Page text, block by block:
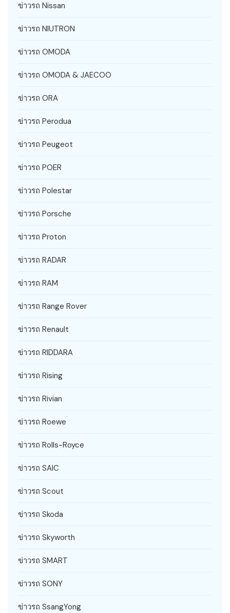
ข่าวรถ Nissan
ข่าวรถ NIUTRON
ข่าวรถ OMODA
ข่าวรถ OMODA & JAECOO
ข่าวรถ ORA
ข่าวรถ Perodua
ข่าวรถ Peugeot
ข่าวรถ POER
ข่าวรถ Polestar
ข่าวรถ Porsche
ข่าวรถ Proton
ข่าวรถ RADAR
ข่าวรถ RAM
ข่าวรถ Range Rover
ข่าวรถ Renault
ข่าวรถ RIDDARA
ข่าวรถ Rising
ข่าวรถ Rivian
ข่าวรถ Roewe
ข่าวรถ Rolls-Royce
ข่าวรถ SAIC
ข่าวรถ Scout
ข่าวรถ Skoda
ข่าวรถ Skyworth
ข่าวรถ SMART
ข่าวรถ SONY
ข่าวรถ SsangYong